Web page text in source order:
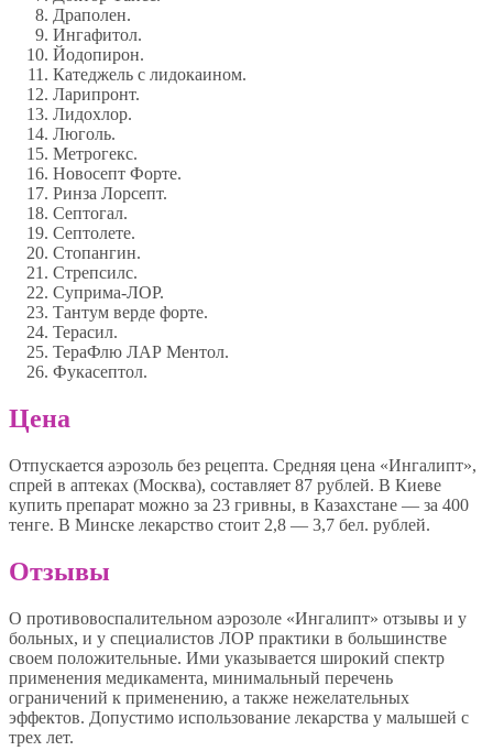
Драполен.
Ингафитол.
Йодопирон.
Катеджель с лидокаином.
Ларипронт.
Лидохлор.
Люголь.
Метрогекс.
Новосепт Форте.
Ринза Лорсепт.
Септогал.
Септолете.
Стопангин.
Стрепсилс.
Суприма-ЛОР.
Тантум верде форте.
Терасил.
ТераФлю ЛАР Ментол.
Фукасептол.
Цена
Отпускается аэрозоль без рецепта. Средняя цена «Ингалипт»,
спрей в аптеках (Москва), составляет 87 рублей. В Киеве
купить препарат можно за 23 гривны, в Казахстане — за 400
тенге. В Минске лекарство стоит 2,8 — 3,7 бел. рублей.
Отзывы
О противовоспалительном аэрозоле «Ингалипт» отзывы и у
больных, и у специалистов ЛОР практики в большинстве
своем положительные. Ими указывается широкий спектр
применения медикамента, минимальный перечень
ограничений к применению, а также нежелательных
эффектов. Допустимо использование лекарства у малышей с
трех лет.